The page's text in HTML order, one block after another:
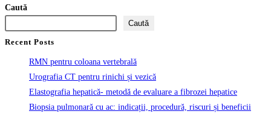
Caută
Caută
Recent Posts
RMN pentru coloana vertebrală
Urografia CT pentru rinichi și vezică
Elastografia hepatică- metodă de evaluare a fibrozei hepatice
Biopsia pulmonară cu ac: indicații, procedură, riscuri și beneficii